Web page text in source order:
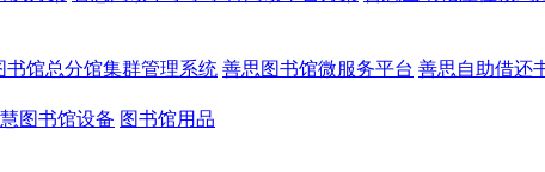
书馆总分馆集群管理系统 善思图书馆微服务平台 善思自助借还
图书馆设备 图书馆用品